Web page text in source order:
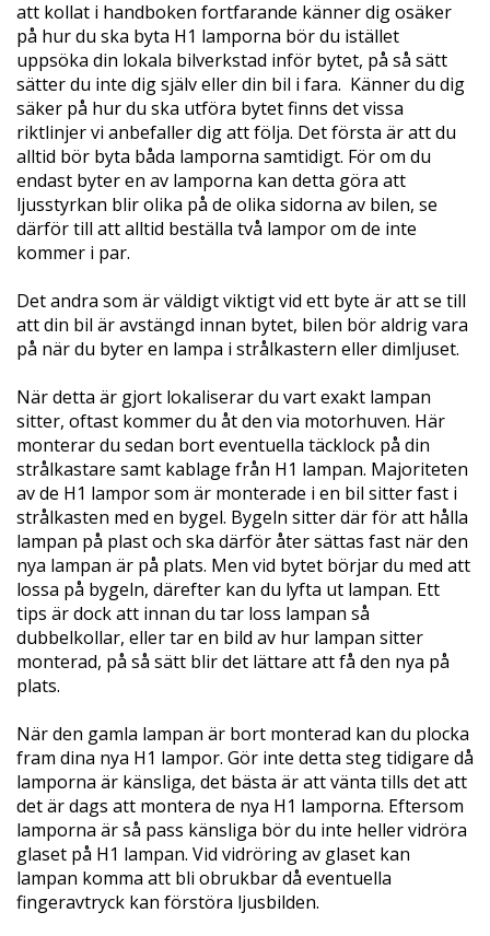
att kollat i handboken fortfarande känner dig osäker
på hur du ska byta H1 lamporna bör du istället
uppsöka din lokala bilverkstad inför bytet, på så sätt
sätter du inte dig själv eller din bil i fara. Känner du dig
säker på hur du ska utföra bytet finns det vissa
riktlinjer vi anbefaller dig att följa. Det första är att du
alltid bör byta båda lamporna samtidigt. För om du
endast byter en av lamporna kan detta göra att
ljusstyrkan blir olika på de olika sidorna av bilen, se
därför till att alltid beställa två lampor om de inte
kommer i par.
Det andra som är väldigt viktigt vid ett byte är att se till
att din bil är avstängd innan bytet, bilen bör aldrig vara
på när du byter en lampa i strålkastern eller dimljuset.
När detta är gjort lokaliserar du vart exakt lampan
sitter, oftast kommer du åt den via motorhuven. Här
monterar du sedan bort eventuella täcklock på din
strålkastare samt kablage från H1 lampan. Majoriteten
av de H1 lampor som är monterade i en bil sitter fast i
strålkasten med en bygel. Bygeln sitter där för att hålla
lampan på plast och ska därför åter sättas fast när den
nya lampan är på plats. Men vid bytet börjar du med att
lossa på bygeln, därefter kan du lyfta ut lampan. Ett
tips är dock att innan du tar loss lampan så
dubbelkollar, eller tar en bild av hur lampan sitter
monterad, på så sätt blir det lättare att få den nya på
plats.
När den gamla lampan är bort monterad kan du plocka
fram dina nya H1 lampor. Gör inte detta steg tidigare då
lamporna är känsliga, det bästa är att vänta tills det att
det är dags att montera de nya H1 lamporna. Eftersom
lamporna är så pass känsliga bör du inte heller vidröra
glaset på H1 lampan. Vid vidröring av glaset kan
lampan komma att bli obrukbar då eventuella
fingeravtryck kan förstöra ljusbilden.